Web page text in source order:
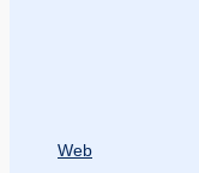
Web